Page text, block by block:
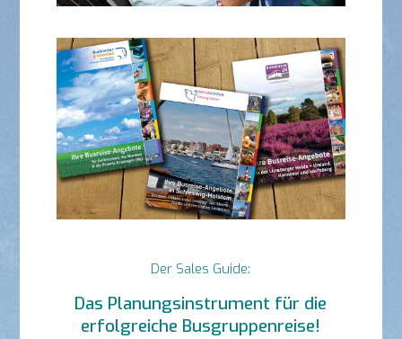
Der Sales Guide:
Das Planungsinstrument für die
erfolgreiche Busgruppenreise!